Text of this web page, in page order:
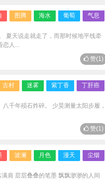
图腾 海水 葡萄 气息
夏天说走就走了，而那时候地平线牵
恋人...
赞(1)
古村 迷雾 紫丁香 丁肝癌
千年殒石炸碎。 少昊测量太阳步履，
赞(1)
波澜 月色 漫天 尘烟
肩 层层叠叠的笔墨 飘飘渺渺的人间